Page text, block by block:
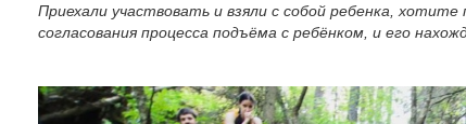
Приехали участвовать и взяли с собой ребенка,
согласования процесса подъёма с ребёнком, и его